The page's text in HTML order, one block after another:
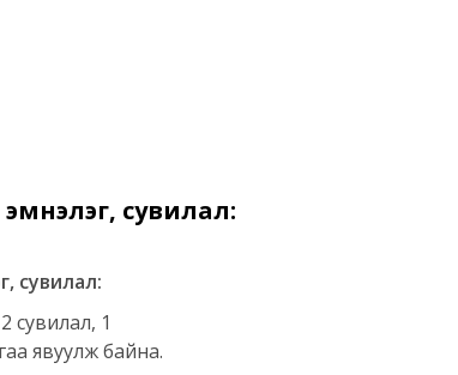
сувилал:
сувилал:
сувилал, 1
явуулж байна.